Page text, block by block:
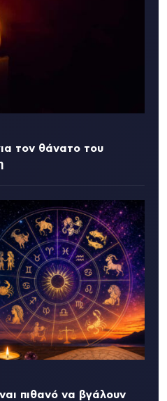
τον θάνατο του
πιθανό να βγάλουν